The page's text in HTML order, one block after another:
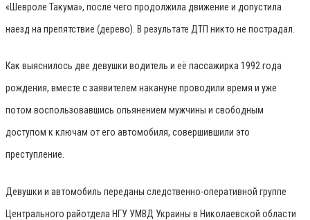
«Шевроле Такума», после чего продолжила движение и допустила
наезд на препятствие (дерево). В результате ДТП никто не пострадал.
Как выяснилось две девушки водитель и её пассажирка 1992 года
рождения, вместе с заявителем накануне проводили время и уже
потом воспользовавшись опьянением мужчины и свободным
доступом к ключам от его автомобиля, совершившили это
преступление.
Девушки и автомобиль переданы следственно-оперативной группе
Центрального райотдела НГУ УМВД Украины в Николаевской области